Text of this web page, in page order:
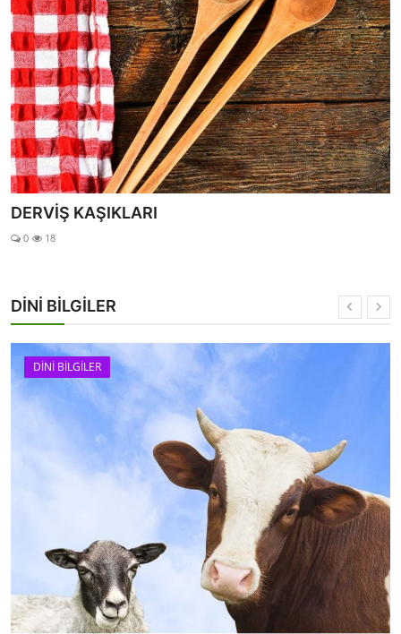
Bana İzin Versin
0 13
DİNİ BİLGİLER
DİNİ BİLGİLER